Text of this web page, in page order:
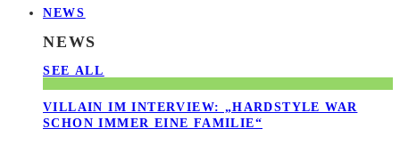
NEWS
NEWS
SEE ALL
VILLAIN IM INTERVIEW: „HARDSTYLE WAR
SCHON IMMER EINE FAMILIE“